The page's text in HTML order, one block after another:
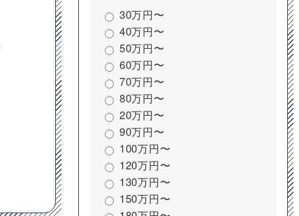
30万円〜
40万円〜
50万円〜
60万円〜
70万円〜
80万円〜
20万円〜
90万円〜
100万円〜
120万円〜
130万円〜
150万円〜